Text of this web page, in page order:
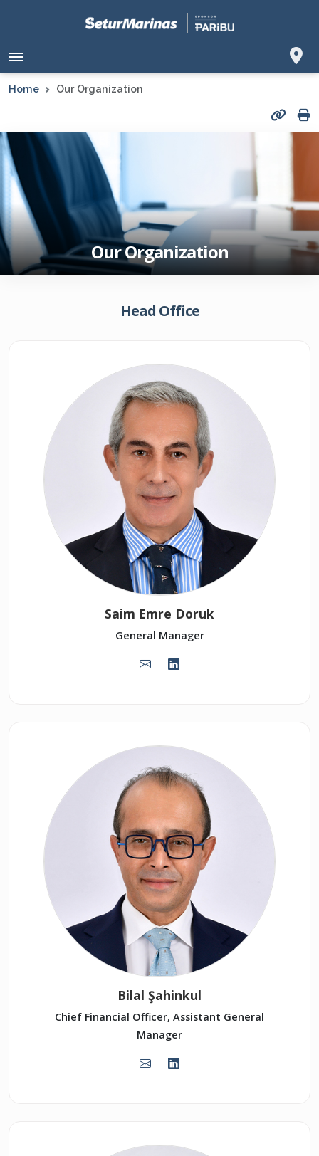
Home Our Organization
Our Organization
Head Office
Saim Emre Doruk
General Manager
Bilal Şahinkul
Chief Financial Officer, Assistant General
Manager